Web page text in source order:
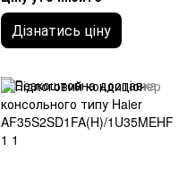
B середньонапірний 25-150 Pа
Дізнатись ціну